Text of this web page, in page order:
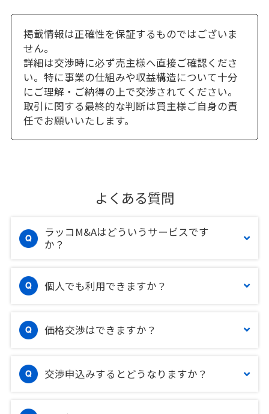
掲載情報は正確性を保証するものではございま
せん。
詳細は交渉時に必ず売主様へ直接ご確認くださ
い。特に事業の仕組みや収益構造について十分
にご理解・ご納得の上で交渉されてください。
取引に関する最終的な判断は買主様ご自身の責
任でお願いいたします。
よくある質問
ラッコM&Aはどういうサービスです
か？
個人でも利用できますか？
価格交渉はできますか？
交渉申込みするとどうなりますか？